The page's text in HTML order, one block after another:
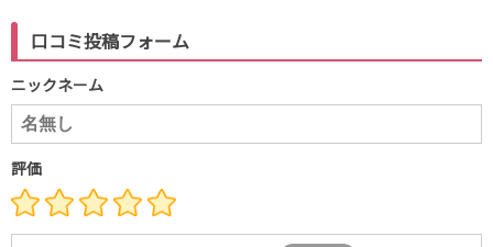
口コミ投稿フォーム
ニックネーム
評価